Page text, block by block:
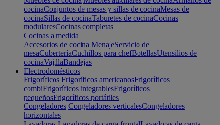
cocinaConjuntos de mesas y sillas de cocinaMesas de
cocinaSillas de cocinaTaburetes de cocinaCocinas
modularesCocinas completas
Cocinas a medida
Accesorios de cocina MenajeServicio de
mesaCuberteríaCuchillos para chefBotellasUtensilios de
cocinaVajillaBandejas
Electrodomésticos
Frigoríficos Frigoríficos americanosFrigoríficos
combiFrigoríficos integrablesFrigoríficos
pequeñosFrigoríficos portátiles
Congeladores Congeladores verticalesCongeladores
horizontales